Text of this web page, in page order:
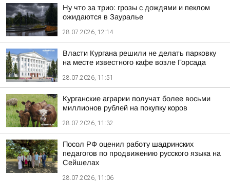
Ну что за трио: грозы с дождями и пеклом
ожидаются в Зауралье
28.07.2026, 12:14
Власти Кургана решили не делать парковку
на месте известного кафе возле Горсада
28.07.2026, 11:51
Курганские аграрии получат более восьми
миллионов рублей на покупку коров
28.07.2026, 11:32
Посол РФ оценил работу шадринских
педагогов по продвижению русского языка на
Сейшелах
28.07.2026, 11:06